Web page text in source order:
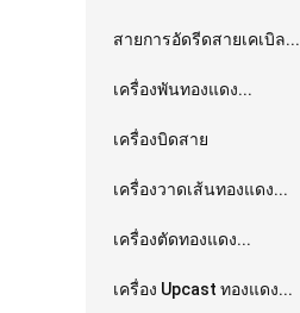
สายการอัดรีดสายเคเบิล...
เครื่องพันทองแดง...
เครื่องบิดสาย
เครื่องวาดเส้นทองแดง...
เครื่องตัดทองแดง...
เครื่อง Upcast ทองแดง...